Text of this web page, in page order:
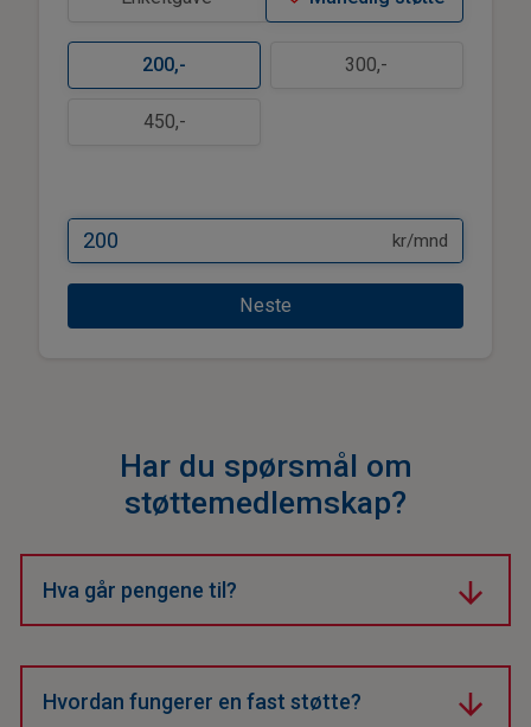
200,- 300,-
450,-
kr/mnd
Neste
Har du spørsmål om
støttemedlemskap?
Hva går pengene til?
spesielt for værutfordringer.
Hvordan fungerer en fast støtte?